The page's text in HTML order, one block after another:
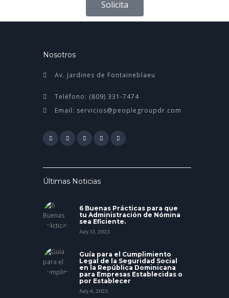
Solicita
Nosotros
Av. Jardines de Fontaineblaeu
Teléfono: (809) 331-7474
Email: servicios@peoplegroupdr.com
Últimas Noticias
6 Buenas Prácticas para que
tu Administración de Nómina
sea Eficiente.
July 13, 2023
Guía para el Cumplimiento
Legal de la Seguridad Social
en la República Dominicana
para Empresas Establecidas o
por Establecer
July 6, 2023